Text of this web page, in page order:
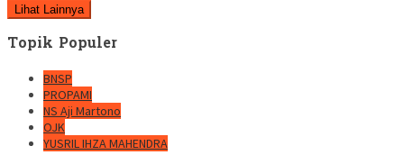
Lihat Lainnya
Topik Populer
BNSP
PROPAMI
NS Aji Martono
OJK
YUSRIL IHZA MAHENDRA